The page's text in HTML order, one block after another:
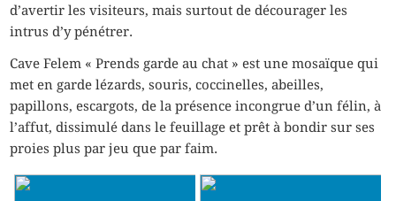
d’avertir les visiteurs, mais surtout de décourager les
intrus d’y pénétrer.
Cave Felem « Prends garde au chat » est une mosaïque qui
met en garde lézards, souris, coccinelles, abeilles,
papillons, escargots, de la présence incongrue d’un félin, à
l’affut, dissimulé dans le feuillage et prêt à bondir sur ses
proies plus par jeu que par faim.